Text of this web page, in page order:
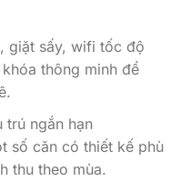
giặt sấy, wifi tốc độ
thông minh để
trú ngắn hạn
số căn có thiết kế phù
thu theo mùa.